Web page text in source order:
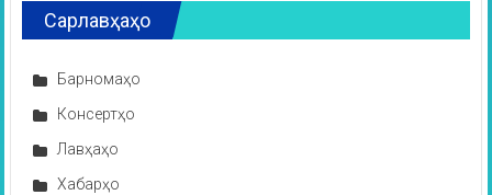
Сарлавҳаҳо
Барномаҳо
Консертҳо
Лавҳаҳо
Хабарҳо